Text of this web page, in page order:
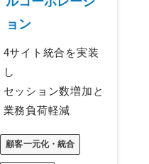
ョン
4サイト統合を実装
し
セッション数増加と
業務負荷軽減
顧客一元化・統合